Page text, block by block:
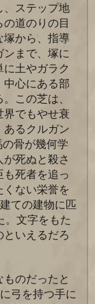
、ステップ地
道のりの目
塚から、指導
まで、塚に
土やガラク
中心にある部
この芝は、
でもやせ衰
あるクルガン
骨が幾何学
死ぬと殺さ
死者を追っ
ない栄誉を
ての建物に匹
。文字をもた
いえるだろ
のだったと
弓を持つ手に